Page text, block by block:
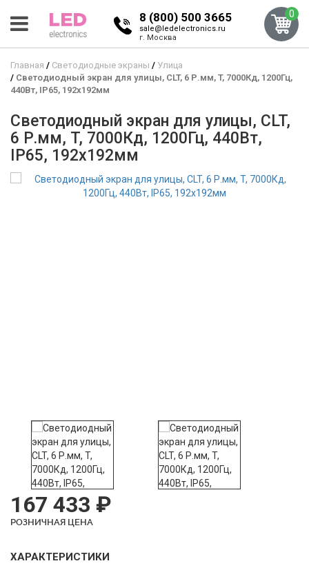
8 (800) 500 3665
sale@ledelectronics.ru
г. Москва
0
Главная Светодиодные экраны
Улица
Светодиодный экран для улицы, CLT, 6 Р.мм, T, 7000Кд, 1200Гц,
440Вт, IP65, 192x192мм
Светодиодный экран для улицы, CLT,
6 Р.мм, T, 7000Кд, 1200Гц, 440Вт,
IP65, 192x192мм
167 433 ₽
РОЗНИЧНАЯ ЦЕНА
ХАРАКТЕРИСТИКИ